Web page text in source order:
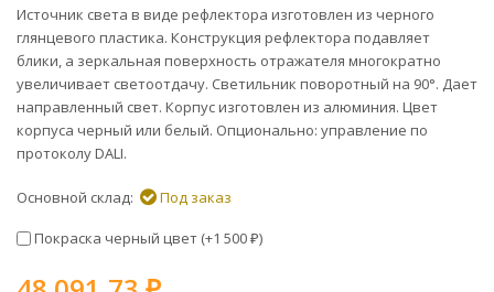
Источник света в виде рефлектора изготовлен из черного
глянцевого пластика. Конструкция рефлектора подавляет
блики, а зеркальная поверхность отражателя многократно
увеличивает светоотдачу. Светильник поворотный на 90°. Дает
направленный свет. Корпус изготовлен из алюминия. Цвет
корпуса черный или белый. Опционально: управление по
протоколу DALI.
Основной склад: Под заказ
Покраска черный цвет (+1 500 ₽)